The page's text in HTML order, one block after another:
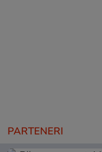
PARTENERI